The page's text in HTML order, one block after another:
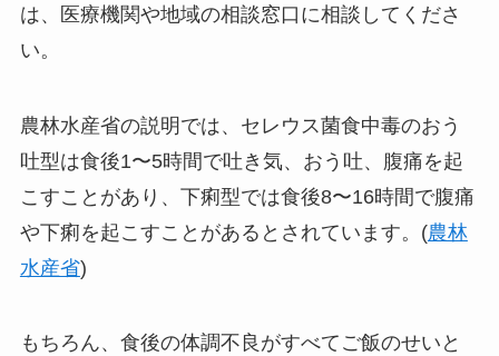
は、医療機関や地域の相談窓口に相談してくださ
い。
農林水産省の説明では、セレウス菌食中毒のおう
吐型は食後1〜5時間で吐き気、おう吐、腹痛を起
こすことがあり、下痢型では食後8〜16時間で腹痛
や下痢を起こすことがあるとされています。(農林
水産省)
もちろん、食後の体調不良がすべてご飯のせいと